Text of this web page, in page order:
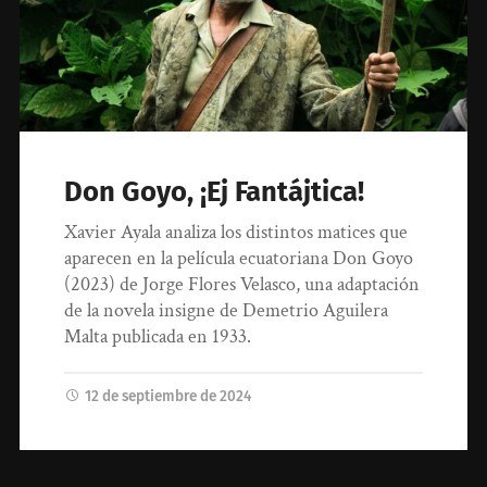
Don Goyo, ¡Ej Fantájtica!
Xavier Ayala analiza los distintos matices que
aparecen en la película ecuatoriana Don Goyo
(2023) de Jorge Flores Velasco, una adaptación
de la novela insigne de Demetrio Aguilera
Malta publicada en 1933.
12 de septiembre de 2024